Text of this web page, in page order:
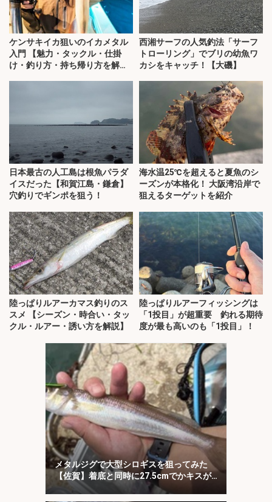
ケンサキイカ狙いのイカメタル
入門 【魅力・タックル・仕掛
け・釣り方・持ち帰り方を解
西湘サーフの人気釣法「サーフ
トローリング」でブリの幼魚ワ
カシをキャッチ！【大磯】
日本最古の人工島は根魚パラダ
イスだった【和賀江島・鎌倉】
穴釣りでギンポを狙う！
海水温25℃を超えると夏魚のシ
ーズンが本格化！ 大阪湾沿岸で
狙えるターゲットを紹介
陸っぱりルアーカマス釣りのス
スメ 【シーズン・時合い・タッ
クル・ルアー・誘い方を解説】
陸っぱりルアーフィッシングは
「1投目」が超重要 釣れる期待
度が最も高いのも「1投目」！
メタルジグで大型シロギスを狙ってみた
【佐賀】着底と同時に27.5cmでかキスが
ヒット！